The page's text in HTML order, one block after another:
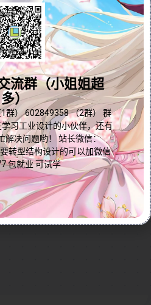
Creo/Proe软件中镜像命令
掌握3D建模中的对称设计技
细展示了如何对基准平面、
进行镜像操作，并深入讲解
如隐藏原始几何体和从属关
初学者还是资深用户，本
模效率，优化设计流程。立
核心功能，让您的设计更加高
程
Creo全命令教程
0
流群（小姐姐超
多）
群） 602849358 （2群） 群
习工业设计的小伙伴，还有
解决问题哟！ 站长微信：
转型结构设计的可以加微信
包就业 可试学
♥资料白嫖
学习资料哟~
接加群嘛